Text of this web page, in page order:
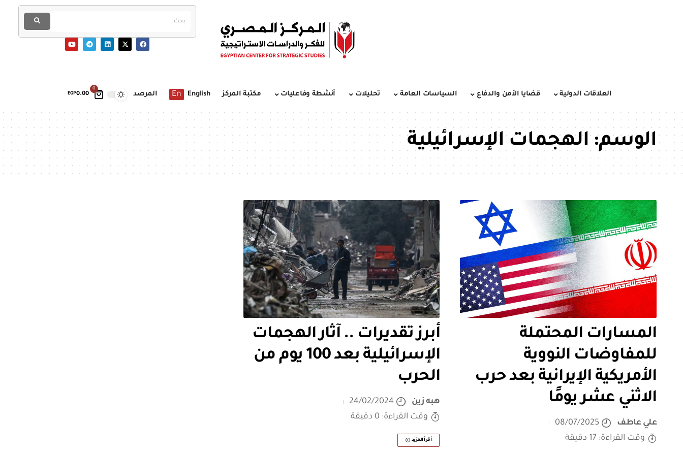
0
EGP0.00 العلاقات الدولية قضايا الأمن والدفاع السياسات العامة تحليلات أنشطة وفاعليات مكتبة المركز English
En المرصد
الوسم:الهجمات الإسرائيلية
المسارات المحتملة
للمفاوضات النووية
الأمريكية الإيرانية بعد حرب
الاثني عشر يومًا
علي عاطف
08/07/2025
وقت القراءة: 17 دقيقة
أبرز تقديرات .. آثار الهجمات
الإسرائيلية بعد 100 يوم من
الحرب
هبه زين
24/02/2024
وقت القراءة: 0 دقيقة
أقرأ المزيد